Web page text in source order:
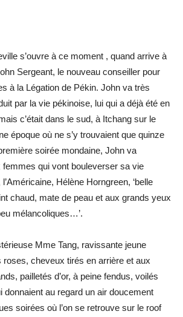
s’ouvre à ce moment , quand arrive à
Sergeant, le nouveau conseiller pour
à la Légation de Pékin. John va très
par la vie pékinoise, lui qui a déjà été en
c’était dans le sud, à Itchang sur le
époque où ne s’y trouvaient que quinze
soirée mondaine, John va
femmes qui vont bouleverser sa vie
Hélène Horngreen, ‘belle
chaud, mate de peau et aux grands yeux
mélancoliques…’.
Mme Tang, ravissante jeune
roses, cheveux tirés en arrière et aux
pailletés d’or, à peine fendus, voilés
donnaient au regard un air doucement
soirées où l’on se retrouve sur le roof